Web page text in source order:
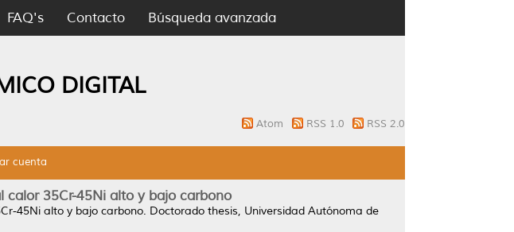
FAQ's Contacto Búsqueda avanzada
DIGITAL
Atom RSS 1.0 RSS 2.0
cuenta
calor 35Cr-45Ni alto y bajo carbono
45Ni alto y bajo carbono. Doctorado thesis, Universidad Autónoma de